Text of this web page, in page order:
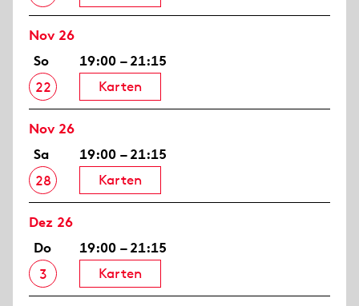
Nov 26
So
22
19:00 – 21:15
Karten
Nov 26
Sa
28
19:00 – 21:15
Karten
Dez 26
Do
3
19:00 – 21:15
Karten